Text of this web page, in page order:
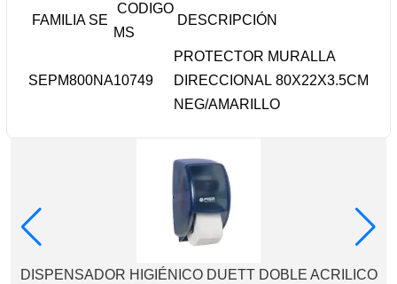
FAMILIA SE
CODIGO
MS
DESCRIPCIÓN
SEPM800NA10749
PROTECTOR MURALLA
DIRECCIONAL 80X22X3.5CM
NEG/AMARILLO
DISPENSADOR HIGIÉNICO DUETT DOBLE ACRILICO